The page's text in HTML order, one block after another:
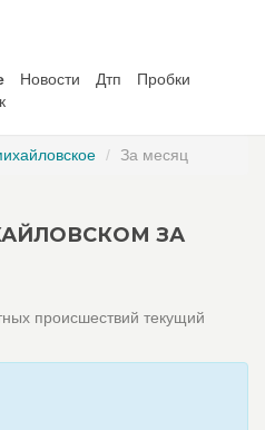
Новости Дтп
Пробки
За месяц
ЗА
происшествий текущий